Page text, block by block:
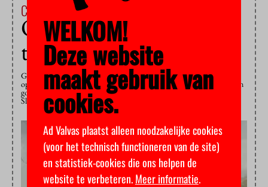
Campus & Cultuur
Oncomfortabele online
tocht door de slavernij
Gelukkig zijn er ook lichtpuntjes in de corona-ellende. Uitzonderlijke
oplossingen, of wat zeg ik, uitvindingen die het ook in niet-coronatijden
goed zouden doen. Eén daarvan is met recht de online tentoonstelling
Slavernij in het Rijksmuseum. Het Rijks staat doorgaans niet…
WELKOM!
Deze website
maakt gebruik van
cookies.
Ad Valvas plaatst alleen noodzakelijke cookies
(voor het technisch functioneren van de site)
en statistiek-cookies die ons helpen de
website te verbeteren.Meer informatie.